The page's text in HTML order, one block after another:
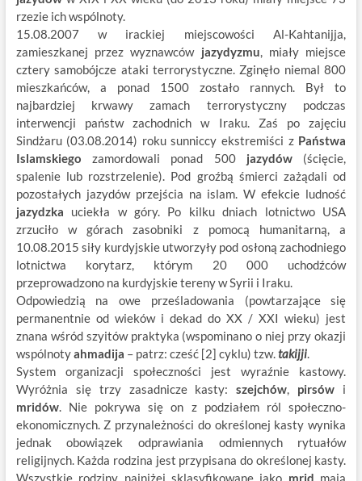
rzezie ich wspólnoty.
15.08.2007 w irackiej miejscowości Al-Kahtanijja,
zamieszkanej przez wyznawców jazydyzmu, miały miejsce
cztery samobójcze ataki terrorystyczne. Zginęło niemal 800
mieszkańców, a ponad 1500 zostało rannych. Był to
najbardziej krwawy zamach terrorystyczny podczas
interwencji państw zachodnich w Iraku. Zaś po zajęciu
Sindżaru (03.08.2014) roku sunniccy ekstremiści z Państwa
Islamskiego zamordowali ponad 500 jazydów(ścięcie,
spalenie lub rozstrzelenie). Pod groźbą śmierci zażądali od
pozostałych jazydów przejścia na islam. W efekcie ludność
jazydzka uciekła w góry. Po kilku dniach lotnictwo USA
zrzuciło w górach zasobniki z pomocą humanitarną, a
10.08.2015 siły kurdyjskie utworzyły pod osłoną zachodniego
lotnictwa korytarz, którym 20 000 uchodźców
przeprowadzono na kurdyjskie tereny w Syrii i Iraku.
Odpowiedzią na owe prześladowania (powtarzające się
permanentnie od wieków i dekad do XX / XXI wieku) jest
znana wśród szyitów praktyka (wspominano o niej przy okazji
wspólnotyahmadija – patrz: cześć [2] cyklu) tzw.takijji.
System organizacji społeczności jest wyraźnie kastowy.
Wyróżnia się trzy zasadnicze kasty:szejchów, pirsów i
mridów. Nie pokrywa się on z podziałem ról społeczno-
ekonomicznych. Z przynależności do określonej kasty wynika
jednak obowiązek odprawiania odmiennych rytuałów
religijnych. Każda rodzina jest przypisana do określonej kasty.
Wszystkie rodziny najniżej sklasyfikowane jako mrid mają